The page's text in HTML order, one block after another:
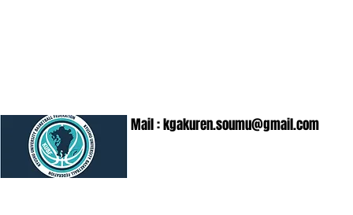
Mail :kgakuren.soumu@gmail.com